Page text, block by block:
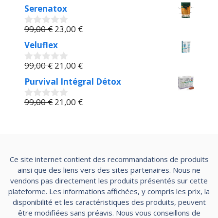
99,00 €.
u
r
5
prix
initial
était :
est :
Serenatox
0
u
r
5
99,00€ Le
initial
était :
99,00 €.
23,00 €Le
est :
23,00 €.
Veluflex
0
u
r
5
99,00€ Le
prix
initial
était :
21,00 €Le
prix
actuel
est :
Purvival Intégral Détox
0
99,00€ Le
21,00 €Le
Ce site internet contient des recommandations de produits
ainsi que des liens vers des sites partenaires. Nous ne
vendons pas directement les produits présentés sur cette
plateforme. Les informations affichées, y compris les prix, la
disponibilité et les caractéristiques des produits, peuvent
être modifiées sans préavis. Nous vous conseillons de